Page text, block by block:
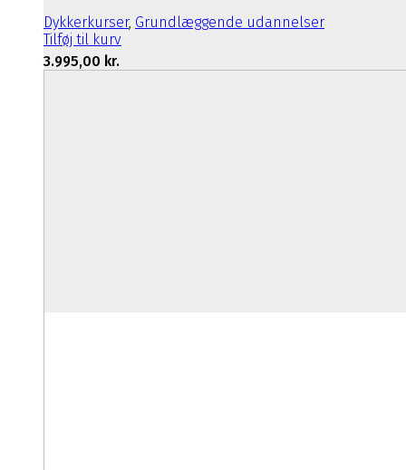
Dykkerkurser, Grundlæggende udannelser
Tilføj til kurv
3.995,00 kr.